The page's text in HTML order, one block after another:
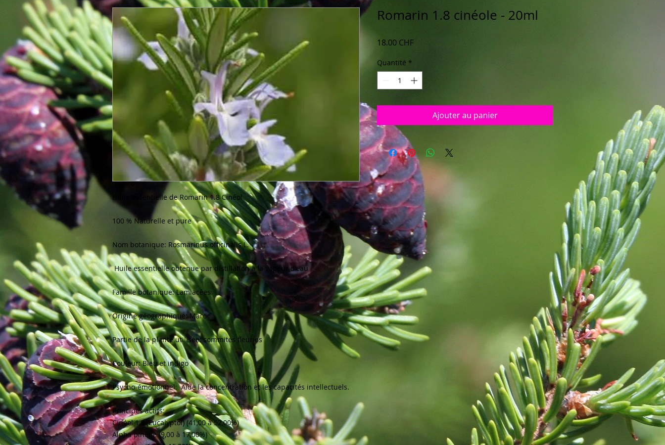
Huile essentielle de Romarin 1.8 Cinéol
100 % Naturelle et pure
Nom botanique: Rosmarinus officinalis L.
Huile essentielle obtenue par distillation à la vapeur d'eau
Famille botanique: Lamiacées
Origine géographique: Maroc
Partie de la plante utilisée: sommités fleuries
Couleur: Bleu et indigo
Psycho-émotionnel:  Aide la concentration et les capacités intellectuels.
Principes actifs:
Cinéol 1,8 (Eucalyptol) (41,00 à 52,00%)
Alpha pinène (9,00 à 17,00%)
Romarin 1.8 cinéole - 20ml
18.00 CHFPrix
Quantité *
Ajouter au panier